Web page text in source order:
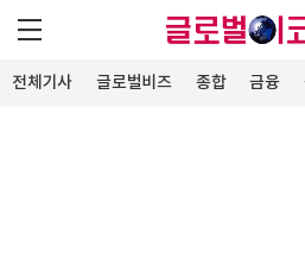
전체기사 글로벌비즈 종합 금융